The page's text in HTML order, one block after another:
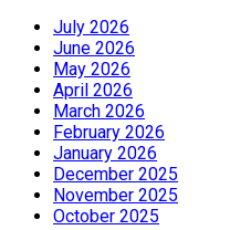
July 2026
June 2026
May 2026
April 2026
March 2026
February 2026
January 2026
December 2025
November 2025
October 2025